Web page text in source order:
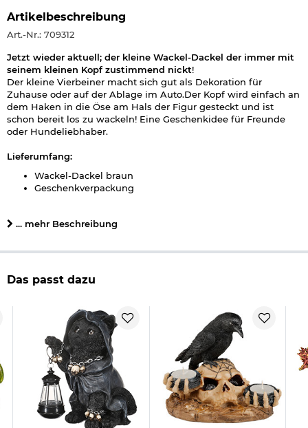
Artikelbeschreibung
Art.-Nr.: 709312
Jetzt wieder aktuell; der kleine Wackel-Dackel der immer mit
seinem kleinen Kopf zustimmend nickt!
Der kleine Vierbeiner macht sich gut als Dekoration für
Zuhause oder auf der Ablage im Auto.Der Kopf wird einfach an
dem Haken in die Öse am Hals der Figur gesteckt und ist
schon bereit los zu wackeln! Eine Geschenkidee für Freunde
oder Hundeliebhaber.
Lieferumfang:
Wackel-Dackel braun
Geschenkverpackung
Details zu Wackel-Dackel:
Maße: ca. 17,5 x 12,5 x 9,5
Farbe: braun
Herstellerinformationen
... mehr Beschreibung
Das passt dazu